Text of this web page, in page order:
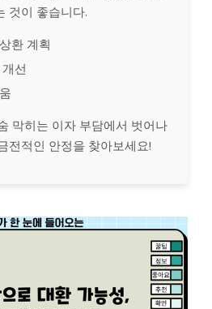
것이 좋습니다.
환 계획
선
막히는 이자 부담에서 벗어나
전적인 안정을 찾아보세요!